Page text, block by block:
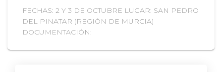
FECHAS: 2 Y 3 DE OCTUBRE LUGAR: SAN PEDRO
DEL PINATAR (REGIÓN DE MURCIA)
DOCUMENTACIÓN: